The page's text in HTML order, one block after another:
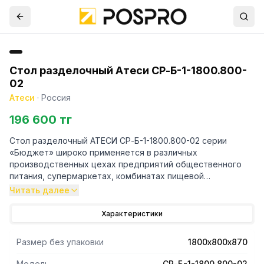
Стол разделочный Атеси СР-Б-1-1800.800-
02
Атеси · Россия
196 600 тг
Стол разделочный АТЕСИ СР-Б-1-1800.800-02 серии
«Бюджет» широко применяется в различных
производственных цехах предприятий общественного
питания, супермаркетах, комбинатах пищевой
промышленности для разделывания и обработки
поверхности для кухонного оборудования.
ламинированной древесно-стружечной плиты, что
увеличивает прочность и исключает прогиб столешницы.
Читать далее
Характеристики
Размер без упаковки 1800х800х870